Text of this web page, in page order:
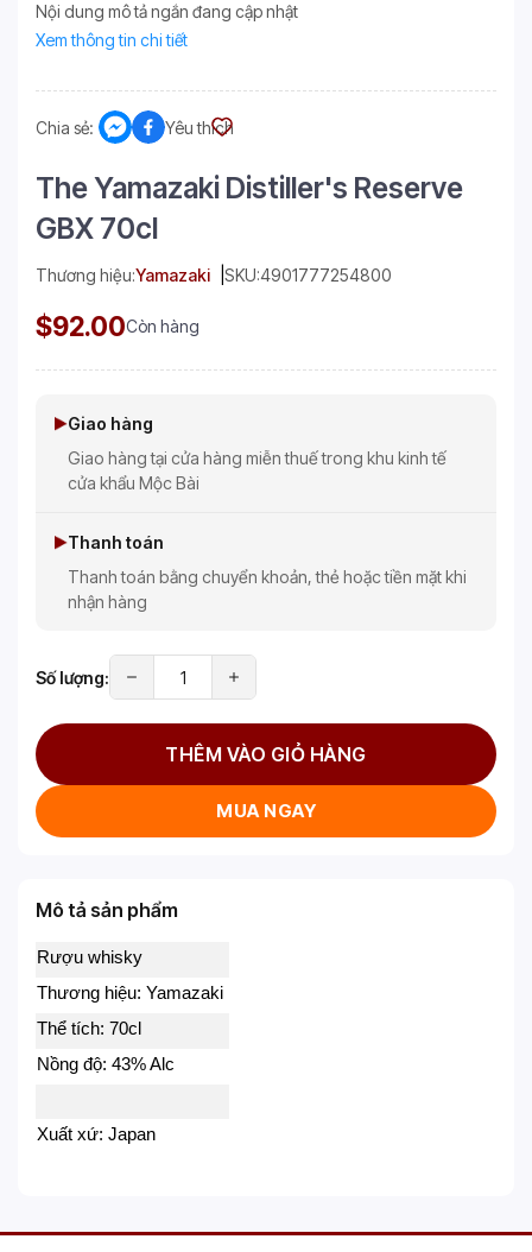
Nội dung mô tả ngắn đang cập nhật
Xem thông tin chi tiết
Chia sẻ: Yêu thích
The Yamazaki Distiller's Reserve
GBX 70cl
Thương hiệu:Yamazaki SKU:4901777254800
$92.00Còn hàng
Giao hàng
Giao hàng tại cửa hàng miễn thuế trong khu kinh tế
cửa khẩu Mộc Bài
Thanh toán
Thanh toán bằng chuyển khoản, thẻ hoặc tiền mặt khi
nhận hàng
Số lượng:
THÊM VÀO GIỎ HÀNG
MUA NGAY
Mô tả sản phẩm
Rượu whisky
Thương hiệu: Yamazaki
Thể tích: 70cl
Nồng độ: 43% Alc
Xuất xứ: Japan